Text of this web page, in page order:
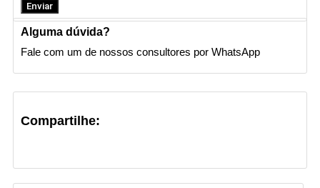
Enviar
Alguma dúvida?
Fale com um de nossos consultores por WhatsApp
Compartilhe: